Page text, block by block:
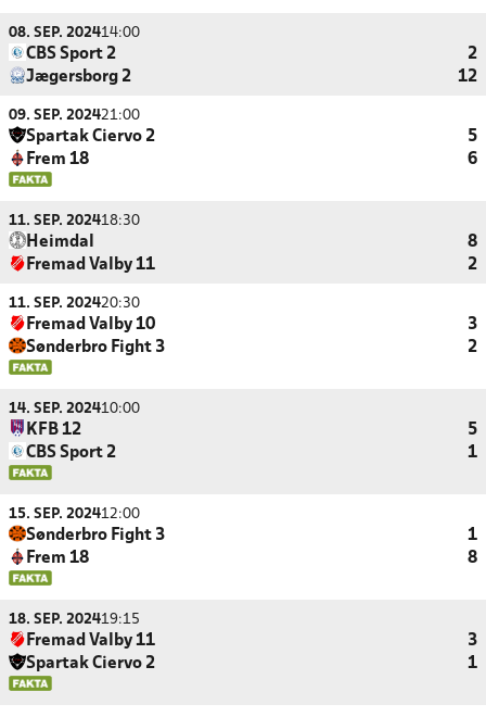
08. SEP. 202414:00
CBS Sport 2
2
Jægersborg 2
12
09. SEP. 202421:00
Spartak Ciervo 2
5
Frem 18
6
11. SEP. 202418:30
Heimdal
8
Fremad Valby 11
2
11. SEP. 202420:30
Fremad Valby 10
3
Sønderbro Fight 3
2
14. SEP. 202410:00
KFB 12
5
CBS Sport 2
1
15. SEP. 202412:00
Sønderbro Fight 3
1
Frem 18
8
18. SEP. 202419:15
Fremad Valby 11
3
Spartak Ciervo 2
1